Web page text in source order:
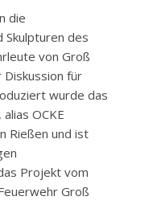
die
Skulpturen des
von Groß
Diskussion für
wurde das
OCKE
Rießen und ist
Projekt vom
Groß